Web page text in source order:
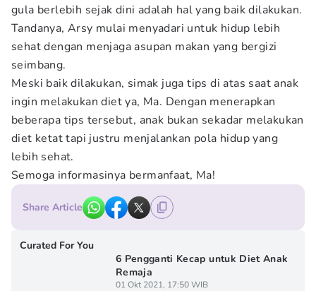
gula berlebih sejak dini adalah hal yang baik dilakukan.
Tandanya, Arsy mulai menyadari untuk hidup lebih
sehat dengan menjaga asupan makan yang bergizi
seimbang.
Meski baik dilakukan, simak juga tips di atas saat anak
ingin melakukan diet ya, Ma. Dengan menerapkan
beberapa tips tersebut, anak bukan sekadar melakukan
diet ketat tapi justru menjalankan pola hidup yang
lebih sehat.
Semoga informasinya bermanfaat, Ma!
Share Article
Curated For You
6 Pengganti Kecap untuk Diet Anak
Remaja
01 Okt 2021, 17:50 WIB